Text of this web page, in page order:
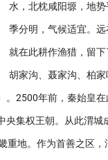
水，北枕咸阳塬，地
季分明，气候适宜。
就在此耕作渔猎，留下
胡家沟、聂家沟、柏
。2500年前，秦始皇
央集权王朝。从此渭城
重地。作为首善之区，